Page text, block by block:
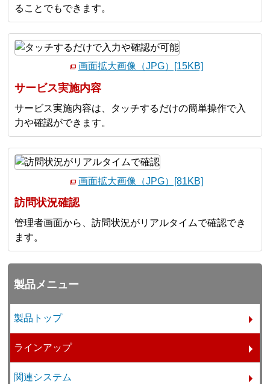
ることでもできます。
画面拡大画像（JPG）[15KB]
サービス実施内容
サービス実施内容は、タッチするだけの簡単操作で入
力や確認ができます。
画面拡大画像（JPG）[81KB]
訪問状況確認
管理者画面から、訪問状況がリアルタイムで確認でき
ます。
製品メニュー
製品トップ
ラインアップ
関連システム